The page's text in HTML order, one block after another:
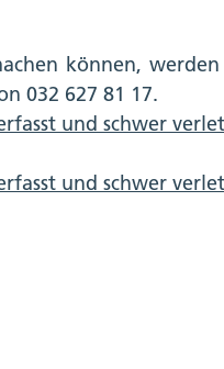
können,
032 627 81 17.
und schwer
und schwer